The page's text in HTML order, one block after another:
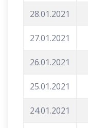
28.01.2021
27.01.2021
26.01.2021
25.01.2021
24.01.2021